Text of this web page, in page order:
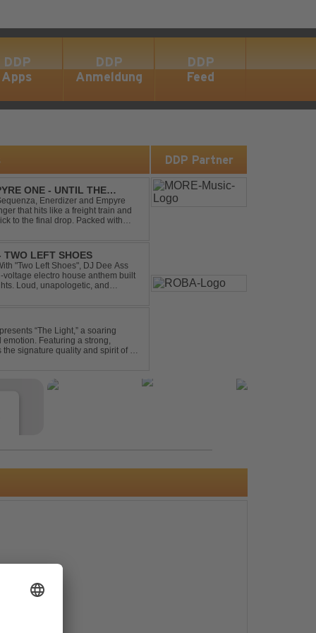
DDP
Apps
DDP
Anmeldung
DDP
Feed
ONE - UNTIL THE
Enerdizer and Empyre
that hits like a freight train and
to the final drop. Packed with
TWO LEFT SHOES
electro house anthem built
Loud, unapologetic, and
“The Light,” a soaring
Featuring a strong,
signature quality and spirit of a
DDP Partner